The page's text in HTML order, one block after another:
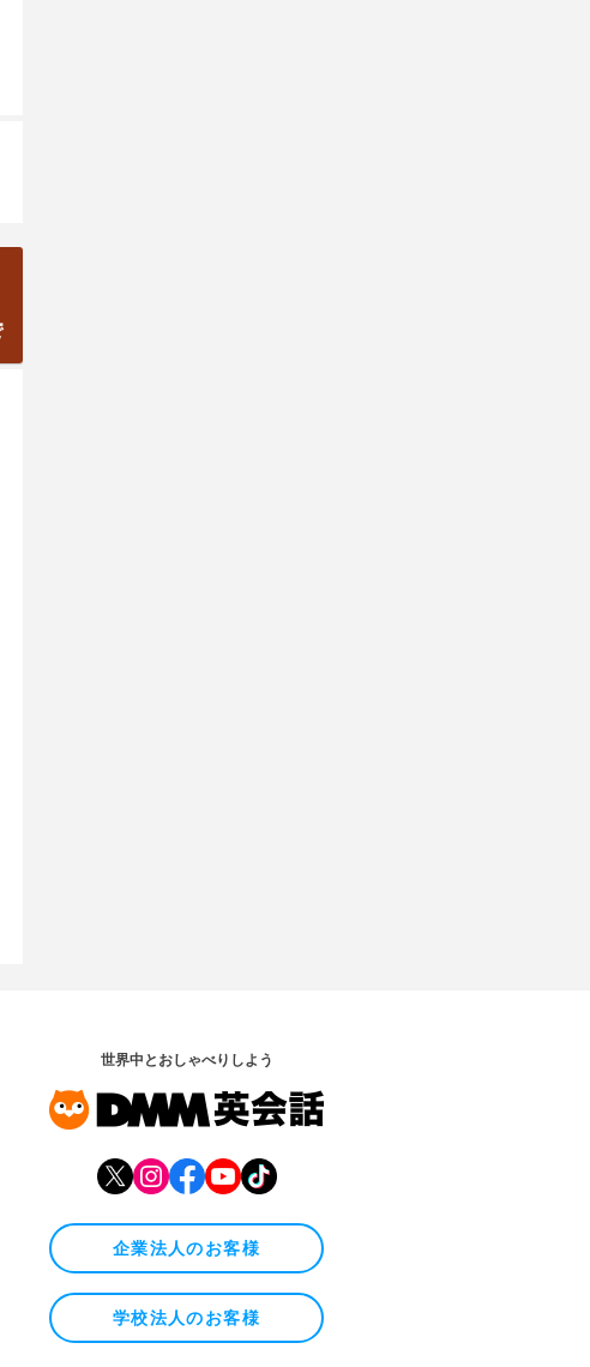
世界中とおしゃべりしよう
企業法人のお客様
学校法人のお客様